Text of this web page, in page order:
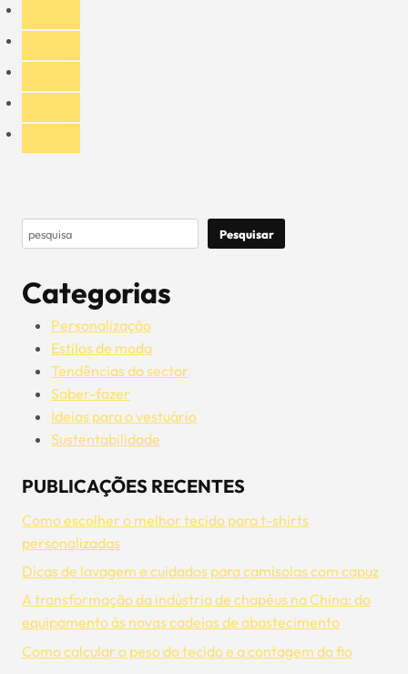
Pesquisar Pesquisar
Categorias
Personalização
Estilos de moda
Tendências do sector
Saber-fazer
Ideias para o vestuário
Sustentabilidade
PUBLICAÇÕES RECENTES
Como escolher o melhor tecido para t-shirts
personalizadas
Dicas de lavagem e cuidados para camisolas com capuz
A transformação da indústria de chapéus na China: do
equipamento às novas cadeias de abastecimento
Como calcular o peso do tecido e a contagem do fio